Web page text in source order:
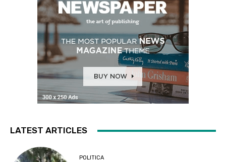
LATEST ARTICLES
POLITICA